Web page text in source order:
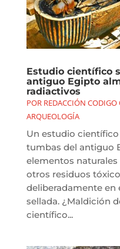
Estudio científico
antiguo Egipto
radiactivos
POR REDACCIÓN CODIGO
ARQUEOLOGÍA
Un estudio
tumbas del antiguo
elementos
otros residuos
deliberadamente en
sellada. ¿Maldición
científico...